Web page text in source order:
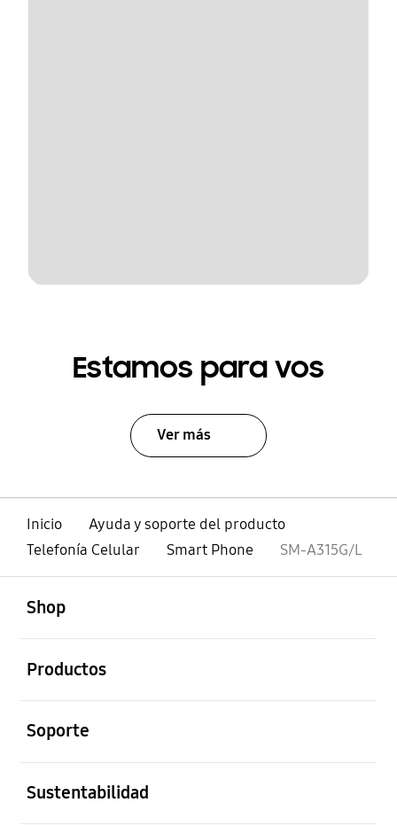
Estamos para vos
Ver más
Inicio
Ayuda y soporte del producto
Telefonía Celular
Smart Phone SM-A315G/L
Shop
Productos
Soporte
Sustentabilidad